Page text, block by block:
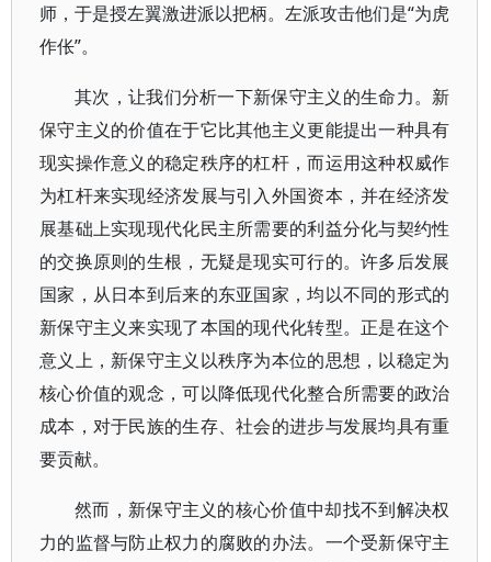
师，于是授左翼激进派以把柄。左派攻击他们是“为虎
作伥”。
其次，让我们分析一下新保守主义的生命力。新
保守主义的价值在于它比其他主义更能提出一种具有
现实操作意义的稳定秩序的杠杆，而运用这种权威作
为杠杆来实现经济发展与引入外国资本，并在经济发
展基础上实现现代化民主所需要的利益分化与契约性
的交换原则的生根，无疑是现实可行的。许多后发展
国家，从日本到后来的东亚国家，均以不同的形式的
新保守主义来实现了本国的现代化转型。正是在这个
意义上，新保守主义以秩序为本位的思想，以稳定为
核心价值的观念，可以降低现代化整合所需要的政治
成本，对于民族的生存、社会的进步与发展均具有重
要贡献。
然而，新保守主义的核心价值中却找不到解决权
力的监督与防止权力的腐败的办法。一个受新保守主